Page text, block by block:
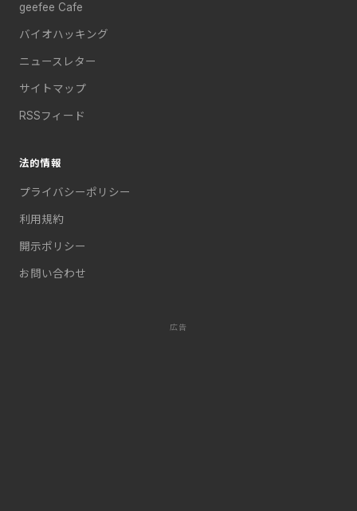
geefee Cafe
バイオハッキング
ニュースレター
サイトマップ
RSSフィード
法的情報
プライバシーポリシー
利用規約
開示ポリシー
お問い合わせ
広告